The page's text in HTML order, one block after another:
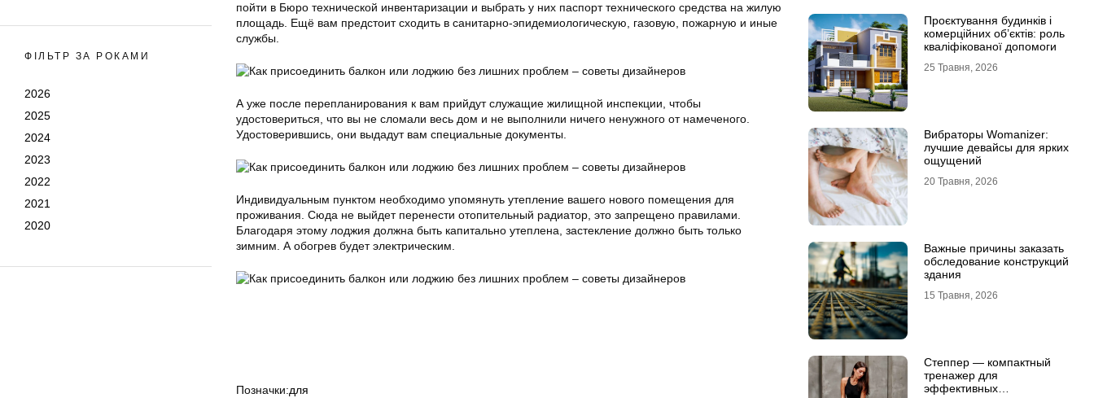
ФІЛЬТР ЗА РОКАМИ
2026
2025
2024
2023
2022
2021
2020
пойти в Бюро технической инвентаризации и выбрать у них паспорт технического средства на жилую
площадь. Ещё вам предстоит сходить в санитарно-эпидемиологическую, газовую, пожарную и иные
службы.
А уже после перепланирования к вам прийдут служащие жилищной инспекции, чтобы
удостовериться, что вы не сломали весь дом и не выполнили ничего ненужного от намеченого.
Удостоверившись, они выдадут вам специальные документы.
Индивидуальным пунктом необходимо упомянуть утепление вашего нового помещения для
проживания. Сюда не выйдет перенести отопительный радиатор, это запрещено правилами.
Благодаря этому лоджия должна быть капитально утеплена, застекление должно быть только
зимним. А обогрев будет электрическим.
Позначки:для
Проєктування будинків і
комерційних об’єктів: роль
кваліфікованої допомоги
25 Травня, 2026
Вибраторы Womanizer:
лучшие девайсы для ярких
ощущений
20 Травня, 2026
Важные причины заказать
обследование конструкций
здания
15 Травня, 2026
Степпер — компактный
тренажер для
эффективных